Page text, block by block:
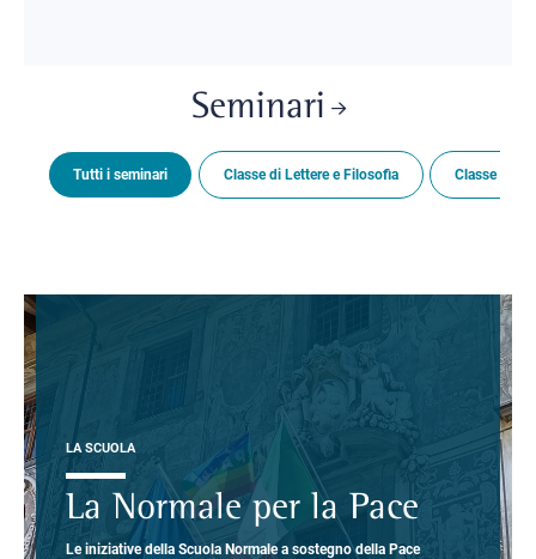
Seminari
Tutti i seminari Classe di Lettere e Filosofia Classe di
LA SCUOLA
La Normale per la Pace
Le iniziative della Scuola Normale a sostegno della Pace